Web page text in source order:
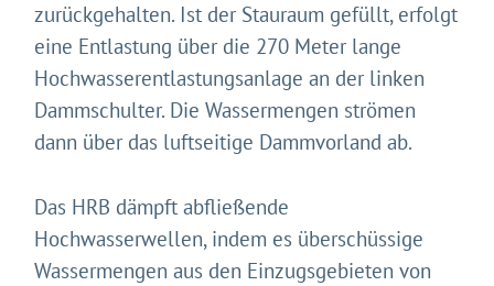
zurückgehalten. Ist der Stauraum gefüllt, erfolgt
eine Entlastung über die 270 Meter lange
Hochwasserentlastungsanlage an der linken
Dammschulter. Die Wassermengen strömen
dann über das luftseitige Dammvorland ab.
Das HRB dämpft abfließende
Hochwasserwellen, indem es überschüssige
Wassermengen aus den Einzugsgebieten von